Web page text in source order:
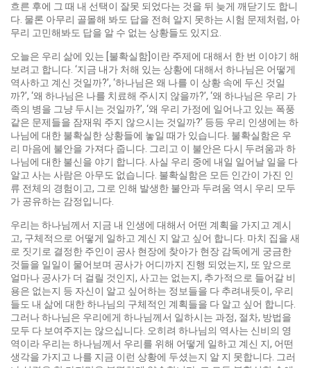
흐른 후에 그 때 내 선택이 잘못 되었다는 것을 뒤 늦게 깨닫기도 합니
다. 물론 아무리 골몰해 봐도 답을 전혀 알지 못하는 시험 문제처럼, 아
무리 고민해봐도 답을 알 수 없는 상황들도 있지요.
오늘은 우리 삶에 있는 [불확실함]이란 주제에 대해서 한 번 이야기 해
보려고 합니다. ‘지금 내가 처해 있는 상황에 대해서 하나님은 어떻게
역사하고 계신 것일까?’, ‘하나님은 왜 나를 이 상황 속에 두신 것일
까?’, ‘왜 하나님은 나를 치료해 주시지 않을까?’, ‘왜 하나님은 우리 가
족의 병을 그냥 두시는 것일까?’, ‘왜 우리 가정에 일어나고 있는 폭풍
같은 문제들을 잠재워 주지 않으시는 것일까?’ 등등 우리 인생에는 하
나님에 대한 불확실한 상황들에 놓일 때가 있습니다. 불확실함은 우
리 마음에 불안을 가져다 줍니다. 그리고 이 불안은 다시 두려움과 하
나님에 대한 불신을 야기 합니다. 사실 우리 중에 내일 일어날 일을 다
알고 사는 사람은 아무도 없습니다. 불확실함은 모든 인간이 가진 인
류 전체의 경험이고, 그로 인해 발생한 불안과 두려움 역시 우리 모두
가 공유하는 감정입니다.
우리는 하나님께서 지금 내 인생에 대해서 어떤 계획을 가지고 계시
고, 구체적으로 어떻게 일하고 계신 지 알고 싶어 합니다. 마치 집을 새
로 짓기로 결정한 주인이 공사 현장에 찾아가 현장 감독에게 궁금한
것들을 일일이 물어보며 공사가 어디까지 진행 되었는지, 또 앞으로
얼마나 공사가 더 걸릴 것인지, 사고는 없는지, 추가적으로 들어갈 비
용은 없는지 등 자신이 알고 싶어하는 정보들을 다 추려내듯이, 우리
들도 내 삶에 대한 하나님의 구체적인 계획들을 다 알고 싶어 합니다.
그러나 하나님은 우리에게 하나님께서 일하시는 과정, 절차, 방법을
모두 다 보여주지는 않으십니다. 오히려 하나님의 역사는 신비의 영
역이라 우리는 하나님께서 우리를 위해 어떻게 일하고 계신 지, 어떤
생각을 가지고 나를 지금 이런 상황에 두셨는지 알 지 못합니다. 그러